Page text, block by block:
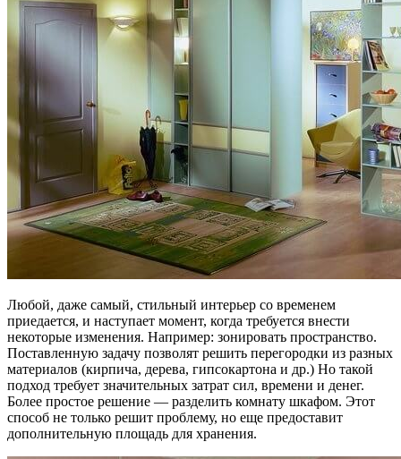
Любой, даже самый, стильный интерьер со временем
приедается, и наступает момент, когда требуется внести
некоторые изменения. Например: зонировать пространство.
Поставленную задачу позволят решить перегородки из разных
материалов (кирпича, дерева, гипсокартона и др.) Но такой
подход требует значительных затрат сил, времени и денег.
Более простое решение — разделить комнату шкафом. Этот
способ не только решит проблему, но еще предоставит
дополнительную площадь для хранения.